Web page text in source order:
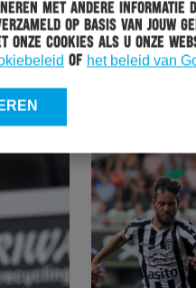
met andere informatie
op basis van jouw
onze cookies als u onze
of het beleid van
01-2020
VERVOLGT CARRIÈRE